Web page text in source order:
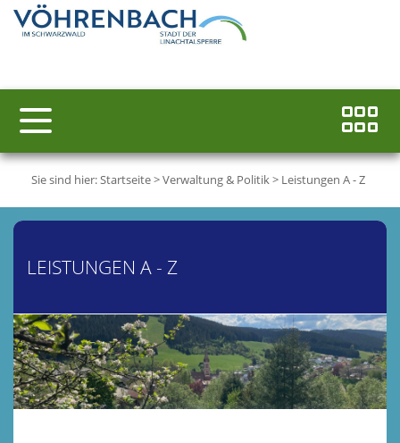
Sie sind hier:Startseite>Verwaltung & Politik> Leistungen A - Z
LEISTUNGEN A - Z